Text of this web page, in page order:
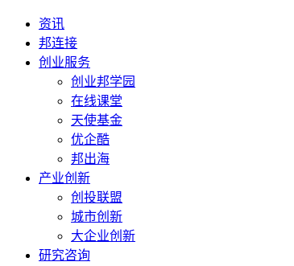
资讯
邦连接
创业服务
创业邦学园
在线课堂
天使基金
优企酷
邦出海
产业创新
创投联盟
城市创新
大企业创新
研究咨询